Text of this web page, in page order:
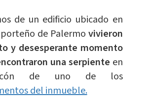
de un edificio ubicado en
de Palermo vivieron
y desesperante momento
una serpiente en
de uno de los
del inmueble.